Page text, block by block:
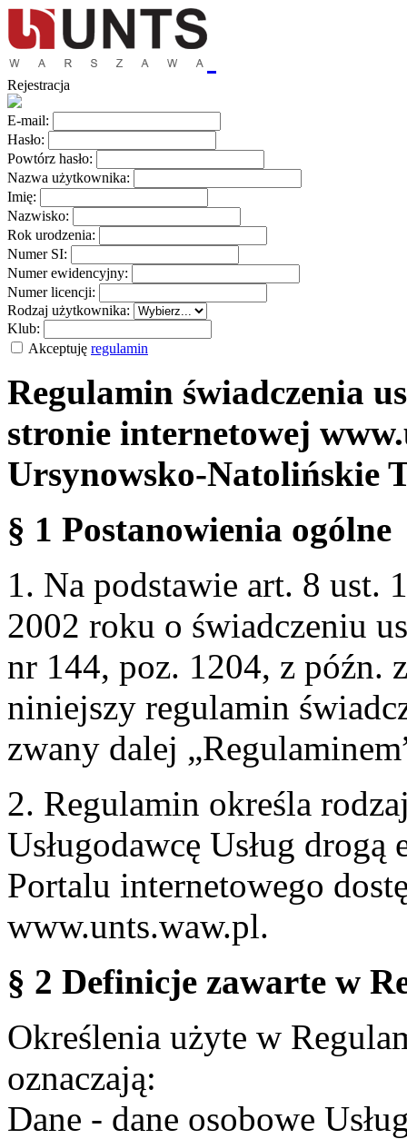
Rejestracja
E-mail:
Hasło:
Powtórz hasło:
Nazwa użytkownika:
Imię:
Nazwisko:
Rok urodzenia:
Numer SI:
Numer ewidencyjny:
Numer licencji:
Rodzaj użytkownika:
Klub:
Akceptuję regulamin
Regulamin świadczenia
stronie internetowej
Ursynowsko-Natolińskie
§ 1 Postanowienia ogólne
1. Na podstawie art. 8 ust.
2002 roku o świadczeniu
nr 144, poz. 1204, z późn.
niniejszy regulamin
zwany dalej
2. Regulamin określa
Usługodawcę Usług
Portalu internetowego
www.unts.waw.pl.
§ 2 Definicje zawarte w
Określenia użyte w
oznaczają:
Dane - dane osobowe